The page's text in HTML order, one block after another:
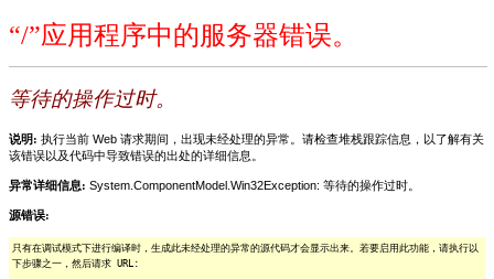
“/”应用程序中的服务器错误。
等待的操作过时。
说明: 执行当前 Web 请求期间，出现未经处理的异常。请检查堆栈跟踪信息，以了解有关
该错误以及代码中导致错误的出处的详细信息。
异常详细信息: System.ComponentModel.Win32Exception: 等待的操作过时。
源错误:
只有在调试模式下进行编译时，生成此未经处理的异常的源代码才会显示出来。若要启用此功能，请执行以
下步骤之一，然后请求 URL: